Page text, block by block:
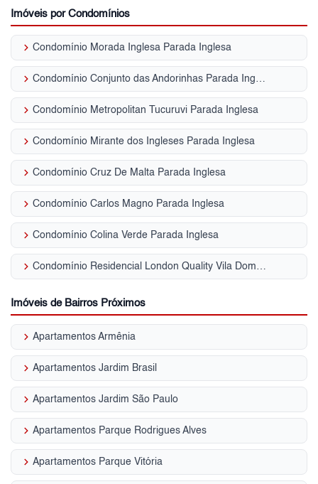
Imóveis por Condomínios
keyboard_arrow_right Condomínio Morada Inglesa Parada Inglesa
keyboard_arrow_right Condomínio Conjunto das Andorinhas Parada Inglesa
keyboard_arrow_right Condomínio Metropolitan Tucuruvi Parada Inglesa
keyboard_arrow_right Condomínio Mirante dos Ingleses Parada Inglesa
keyboard_arrow_right Condomínio Cruz De Malta Parada Inglesa
keyboard_arrow_right Condomínio Carlos Magno Parada Inglesa
keyboard_arrow_right Condomínio Colina Verde Parada Inglesa
keyboard_arrow_right Condomínio Residencial London Quality Vila Dom Pedro II
Imóveis de Bairros Próximos
keyboard_arrow_right Apartamentos Armênia
keyboard_arrow_right Apartamentos Jardim Brasil
keyboard_arrow_right Apartamentos Jardim São Paulo
keyboard_arrow_right Apartamentos Parque Rodrigues Alves
keyboard_arrow_right Apartamentos Parque Vitória